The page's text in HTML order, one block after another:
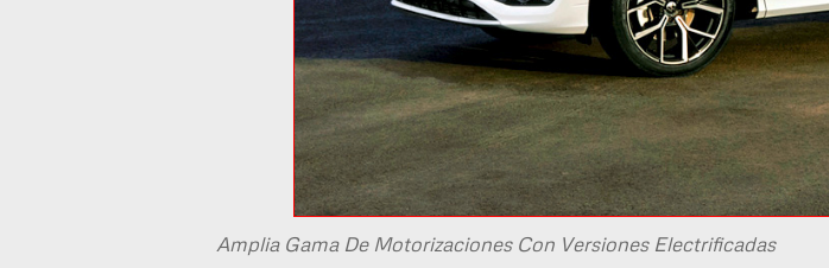
Amplia Gama De Motorizaciones Con Versiones Electrificadas